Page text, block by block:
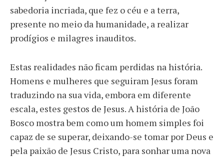
sabedoria incriada, que fez o céu e a terra,
presente no meio da humanidade, a realizar
prodígios e milagres inauditos.
Estas realidades não ficam perdidas na história.
Homens e mulheres que seguiram Jesus foram
traduzindo na sua vida, embora em diferente
escala, estes gestos de Jesus. A história de João
Bosco mostra bem como um homem simples foi
capaz de se superar, deixando-se tomar por Deus e
pela paixão de Jesus Cristo, para sonhar uma nova